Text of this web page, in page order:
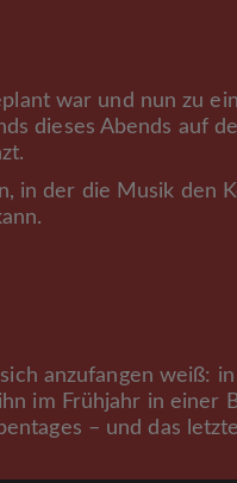
war und nun zu
dieses Abends auf
in der die Musik den
anzufangen weiß:
im Frühjahr in einer
– und das